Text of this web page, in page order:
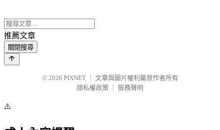
推薦文章
關閉搜尋
© 2026 PIXNET
文章與圖片權利屬原作者所有
隱私權政策
服務聲明
⚠️